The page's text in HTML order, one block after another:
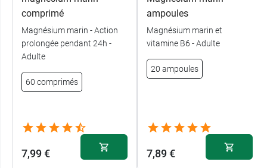
comprimé
Magnésium marin - Action
prolongée pendant 24h -
Adulte
60 comprimés
7,99 €
ampoules
Magnésium marin et
vitamine B6 - Adulte
20 ampoules
7,89 €